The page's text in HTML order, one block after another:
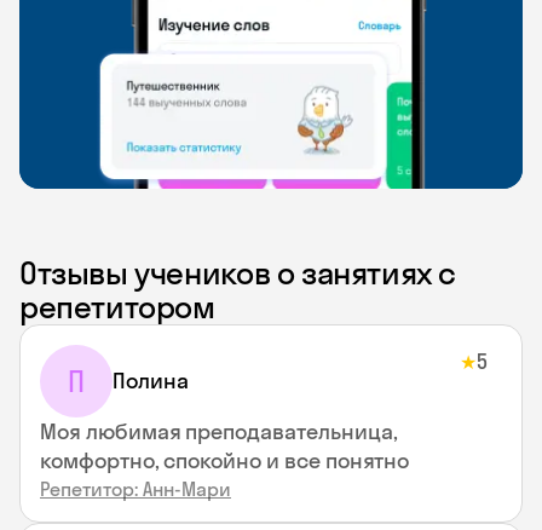
Отзывы учеников о занятиях с
репетитором
П Полина
★5
Моя любимая преподавательница,
комфортно, спокойно и все понятно
Репетитор: Анн-Мари